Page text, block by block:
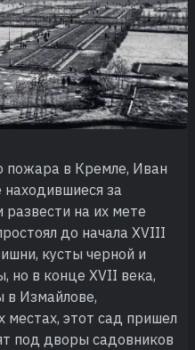
пожара в Кремле, Иван
находившиеся за
на их мете
до начала XVIII
кусты черной и
но в конце XVII века,
в Измайлове,
этот сад пришел
под дворы садовников